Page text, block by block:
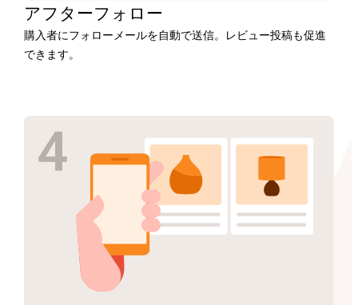
アフターフォロー
購入者にフォローメールを自動で送信。レビュー投稿も促進
できます。